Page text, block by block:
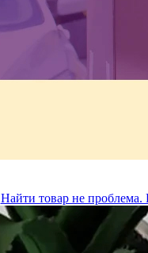
Найти товар не проблема.